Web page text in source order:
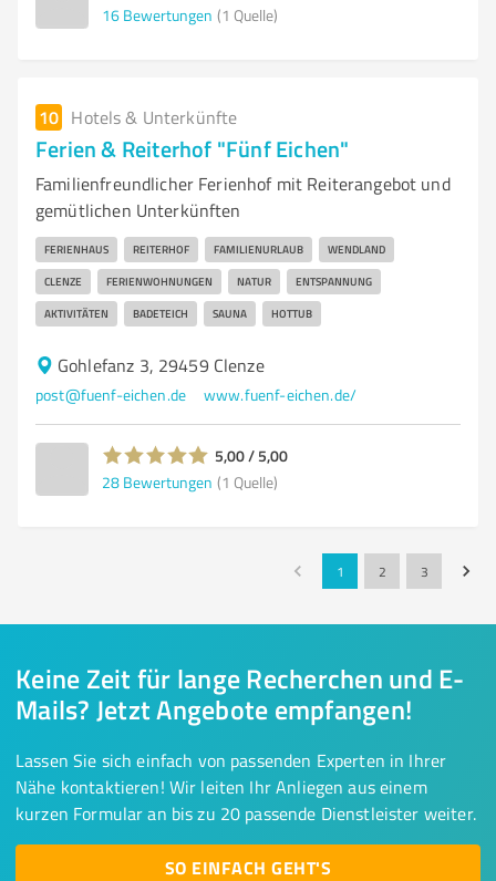
16 Bewertungen (1 Quelle)
10 Hotels & Unterkünfte
Ferien & Reiterhof "Fünf Eichen"
Familienfreundlicher Ferienhof mit Reiterangebot und
gemütlichen Unterkünften
FERIENHAUS REITERHOF FAMILIENURLAUB WENDLAND
CLENZE FERIENWOHNUNGEN NATUR ENTSPANNUNG
AKTIVITÄTEN BADETEICH SAUNA HOTTUB
Gohlefanz 3, 29459 Clenze
post@fuenf-eichen.de www.fuenf-eichen.de/
5,00 / 5,00
28 Bewertungen (1 Quelle)
1 2 3
Keine Zeit für lange Recherchen und E-
Mails? Jetzt Angebote empfangen!
Lassen Sie sich einfach von passenden Experten in Ihrer
Nähe kontaktieren! Wir leiten Ihr Anliegen aus einem
kurzen Formular an bis zu 20 passende Dienstleister weiter.
SO EINFACH GEHT'S